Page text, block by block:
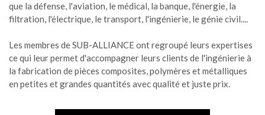
que la défense, l'aviation, le médical, la banque, l'énergie, la
filtration, l'électrique, le transport, l'ingénierie, le génie civil....
Les membres de SUB-ALLIANCE ont regroupé leurs expertises
ce qui leur permet d'accompagner leurs clients de l'ingénierie à
la fabrication de pièces composites, polymères et métalliques
en petites et grandes quantités avec qualité et juste prix.